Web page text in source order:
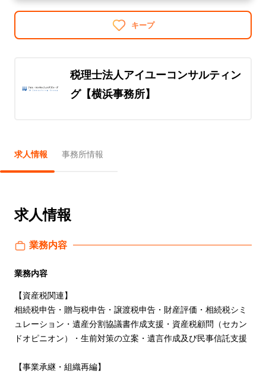
キープ
税理士法人アイユーコンサルティン
グ【横浜事務所】
求人情報 事務所情報
求人情報
業務内容
業務内容
【資産税関連】
相続税申告・贈与税申告・譲渡税申告・財産評価・相続税シミ
ュレーション・遺産分割協議書作成支援・資産税顧問（セカン
ドオピニオン）・生前対策の立案・遺言作成及び民事信託支援
【事業承継・組織再編】